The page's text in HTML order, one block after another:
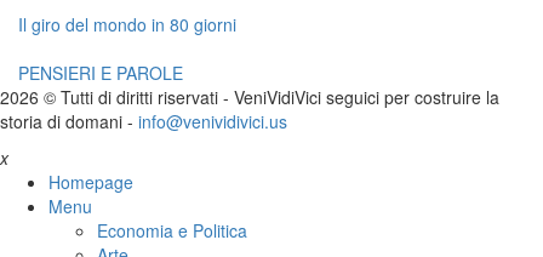
Il giro del mondo in 80 giorni
PENSIERI E PAROLE
2026 © Tutti di diritti riservati - VeniVidiVici seguici per costruire la
storia di domani - info@venividivici.us
x
Homepage
Menu
Economia e Politica